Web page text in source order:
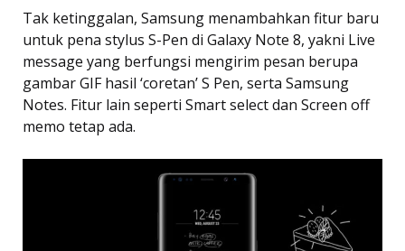
Tak ketinggalan, Samsung menambahkan fitur baru
untuk pena stylus S-Pen di Galaxy Note 8, yakni Live
message yang berfungsi mengirim pesan berupa
gambar GIF hasil ‘coretan’ S Pen, serta Samsung
Notes. Fitur lain seperti Smart select dan Screen off
memo tetap ada.